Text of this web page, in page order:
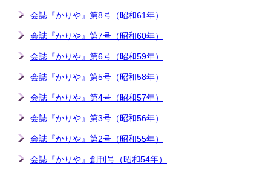
会誌『かりや』第8号（昭和61年）
会誌『かりや』第7号（昭和60年）
会誌『かりや』第6号（昭和59年）
会誌『かりや』第5号（昭和58年）
会誌『かりや』第4号（昭和57年）
会誌『かりや』第3号（昭和56年）
会誌『かりや』第2号（昭和55年）
会誌『かりや』創刊号（昭和54年）